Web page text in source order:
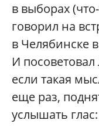
в выборах
говорил на
в Челябинске
И
если такая
еще раз,
услышать